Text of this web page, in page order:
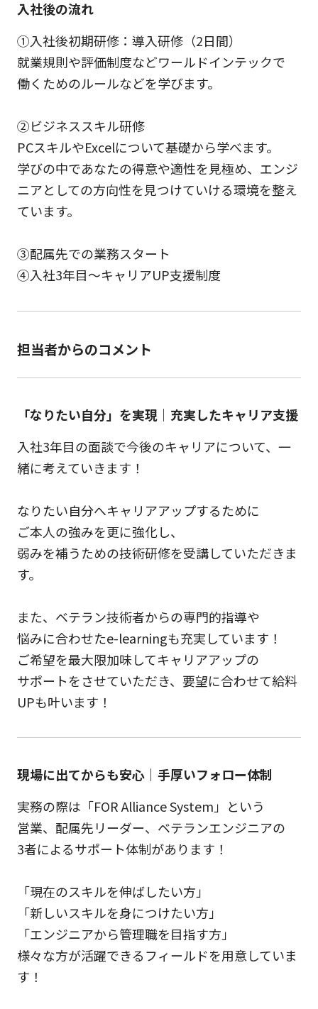
入社後の流れ
①入社後初期研修：導入研修（2日間）
就業規則や評価制度などワールドインテックで
働くためのルールなどを学びます。
②ビジネススキル研修
PCスキルやExcelについて基礎から学べます。
学びの中であなたの得意や適性を見極め、エンジ
ニアとしての方向性を見つけていける環境を整え
ています。
③配属先での業務スタート
④入社3年目～キャリアUP支援制度
担当者からのコメント
「なりたい自分」を実現｜充実したキャリア支援
入社3年目の面談で今後のキャリアについて、一
緒に考えていきます！
なりたい自分へキャリアアップするために
ご本人の強みを更に強化し、
弱みを補うための技術研修を受講していただきま
す。
また、ベテラン技術者からの専門的指導や
悩みに合わせたe-learningも充実しています！
ご希望を最大限加味してキャリアアップの
サポートをさせていただき、要望に合わせて給料
UPも叶います！
現場に出てからも安心｜手厚いフォロー体制
実務の際は「FOR Alliance System」という
営業、配属先リーダー、ベテランエンジニアの
3者によるサポート体制があります！
「現在のスキルを伸ばしたい方」
「新しいスキルを身につけたい方」
「エンジニアから管理職を目指す方」
様々な方が活躍できるフィールドを用意していま
す！